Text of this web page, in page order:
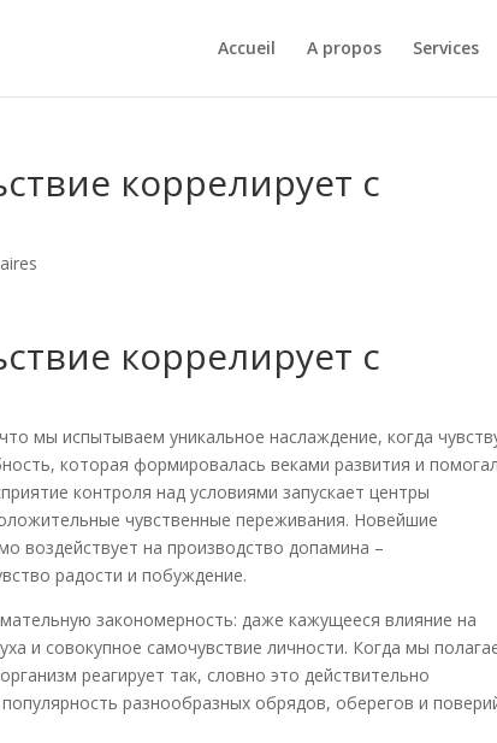
Accueil A propos Services
коррелирует с
коррелирует с
мы испытываем уникальное наслаждение, когда
которая формировалась веками развития и
контроля над условиями запускает центры
чувственные переживания. Новейшие
воздействует на производство допамина –
радости и побуждение.
закономерность: даже кажущееся влияние на
и совокупное самочувствие личности. Когда мы
реагирует так, словно это действительно
разнообразных обрядов, оберегов и